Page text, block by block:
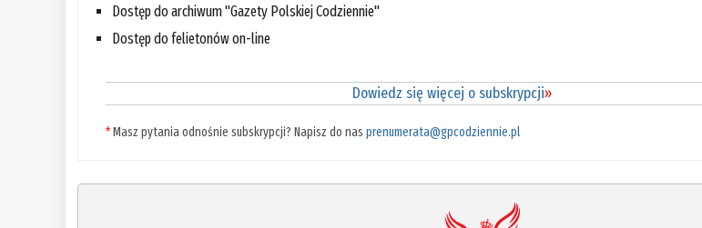
Dostęp do archiwum "Gazety Polskiej Codziennie"
Dostęp do felietonów on-line
Dowiedz się więcej o subskrypcji»
*Masz pytania odnośnie subskrypcji? Napisz do nasprenumerata@gpcodziennie.pl